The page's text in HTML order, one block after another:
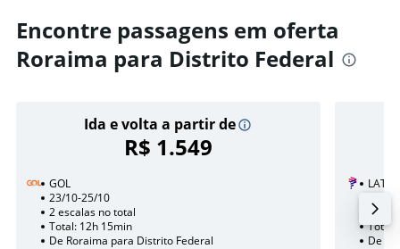
Encontre passagens em oferta
Roraima para Distrito Federal
Ida e volta a partir de
R$ 1.549
GOL
23/10-25/10
2 escalas no total
Total: 12h 15min
De Roraima para Distrito Federal
2
Total:
De